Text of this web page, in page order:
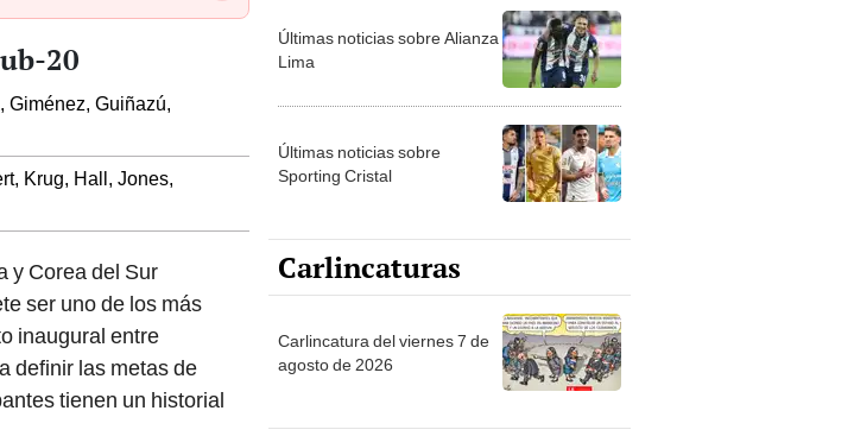
20
Giménez, Guiñazú,
Krug, Hall, Jones,
y Corea del Sur
ser uno de los más
inaugural entre
definir las metas de
tienen un historial
Últimas noticias sobre Alianza
Lima
Últimas noticias sobre
Sporting Cristal
Carlincaturas
Carlincatura del viernes 7 de
agosto de 2026